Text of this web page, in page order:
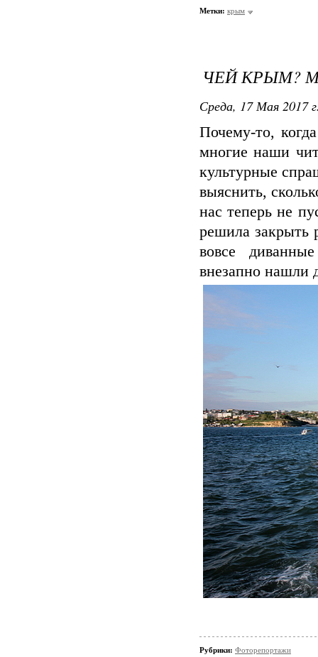
Метки: крым
ЧЕЙ КРЫМ?
Среда, 17 Мая 2017
Почему-то,
многие наши
культурные
выяснить,
нас теперь не
решила закрыть
вовсе
внезапно нашли
Рубрики: Фоторепортажи